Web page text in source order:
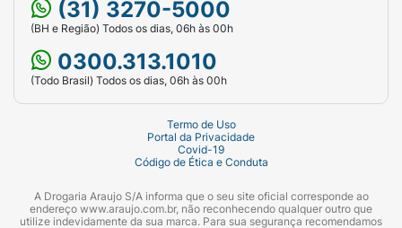
(31) 3270-5000
(BH e Região) Todos os dias, 06h às 00h
0300.313.1010
(Todo Brasil) Todos os dias, 06h às 00h
Termo de Uso
Portal da Privacidade
Covid-19
Código de Ética e Conduta
A Drogaria Araujo S/A informa que o seu site oficial corresponde ao
endereço www.araujo.com.br, não reconhecendo qualquer outro que
utilize indevidamente da sua marca. Para sua segurança recomendamos